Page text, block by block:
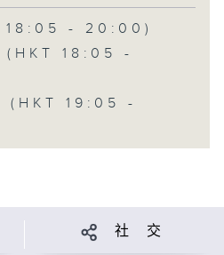
18:05 - 20:00)
(HKT 18:05 -
(HKT 19:05 -
社 交